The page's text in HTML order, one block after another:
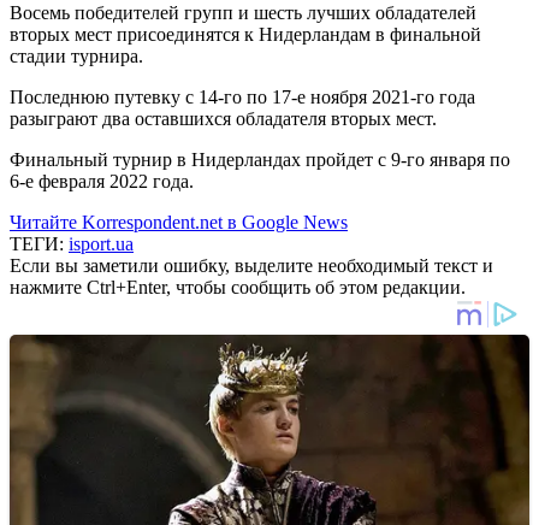
Восемь победителей групп и шесть лучших обладателей
вторых мест присоединятся к Нидерландам в финальной
стадии турнира.
Последнюю путевку с 14-го по 17-е ноября 2021-го года
разыграют два оставшихся обладателя вторых мест.
Финальный турнир в Нидерландах пройдет с 9-го января по
6-е февраля 2022 года.
Читайте Korrespondent.net в Google News
ТЕГИ: isport.ua
Если вы заметили ошибку, выделите необходимый текст и
нажмите Ctrl+Enter, чтобы сообщить об этом редакции.